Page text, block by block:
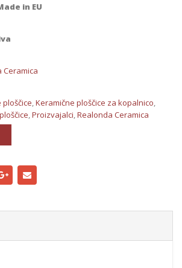
in EU
Ceramica
ploščice,Keramične ploščice za kopalnico,
,Proizvajalci,Realonda Ceramica